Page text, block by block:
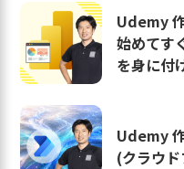
Udemy
始めてす
を身に付
Udemy
(クラウ